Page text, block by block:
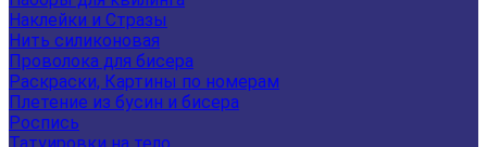
Наклейки и Стразы
Нить силиконовая
Проволока для бисера
Раскраски, Картины по номерам
Плетение из бусин и бисера
Роспись